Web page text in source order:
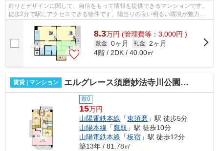
造りとデザインに関して、自信をもって情報を提供できるマンションです。
徒歩2分で駅にアクセスできる物件です。陽当りの良い明るい環境が魅力の
一押し物件となっています。眺望良好な...
8.3万円 (管理費等：3,000円 )
敷金 0ヶ月 礼金 2ヶ月
4階 / 2DK / 40.00㎡
賃貸 | マンション エルグレース須磨妙法寺川公園ステーションコート
敷0
15万円
山陽電鉄本線 「東須磨 」駅 徒歩5分
山陽本線 「鷹取 」駅 徒歩10分
山陽電鉄本線 「板宿 」駅 徒歩12分
築13年 / 81.78㎡